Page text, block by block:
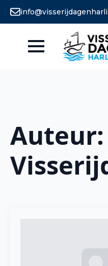
Auteur: